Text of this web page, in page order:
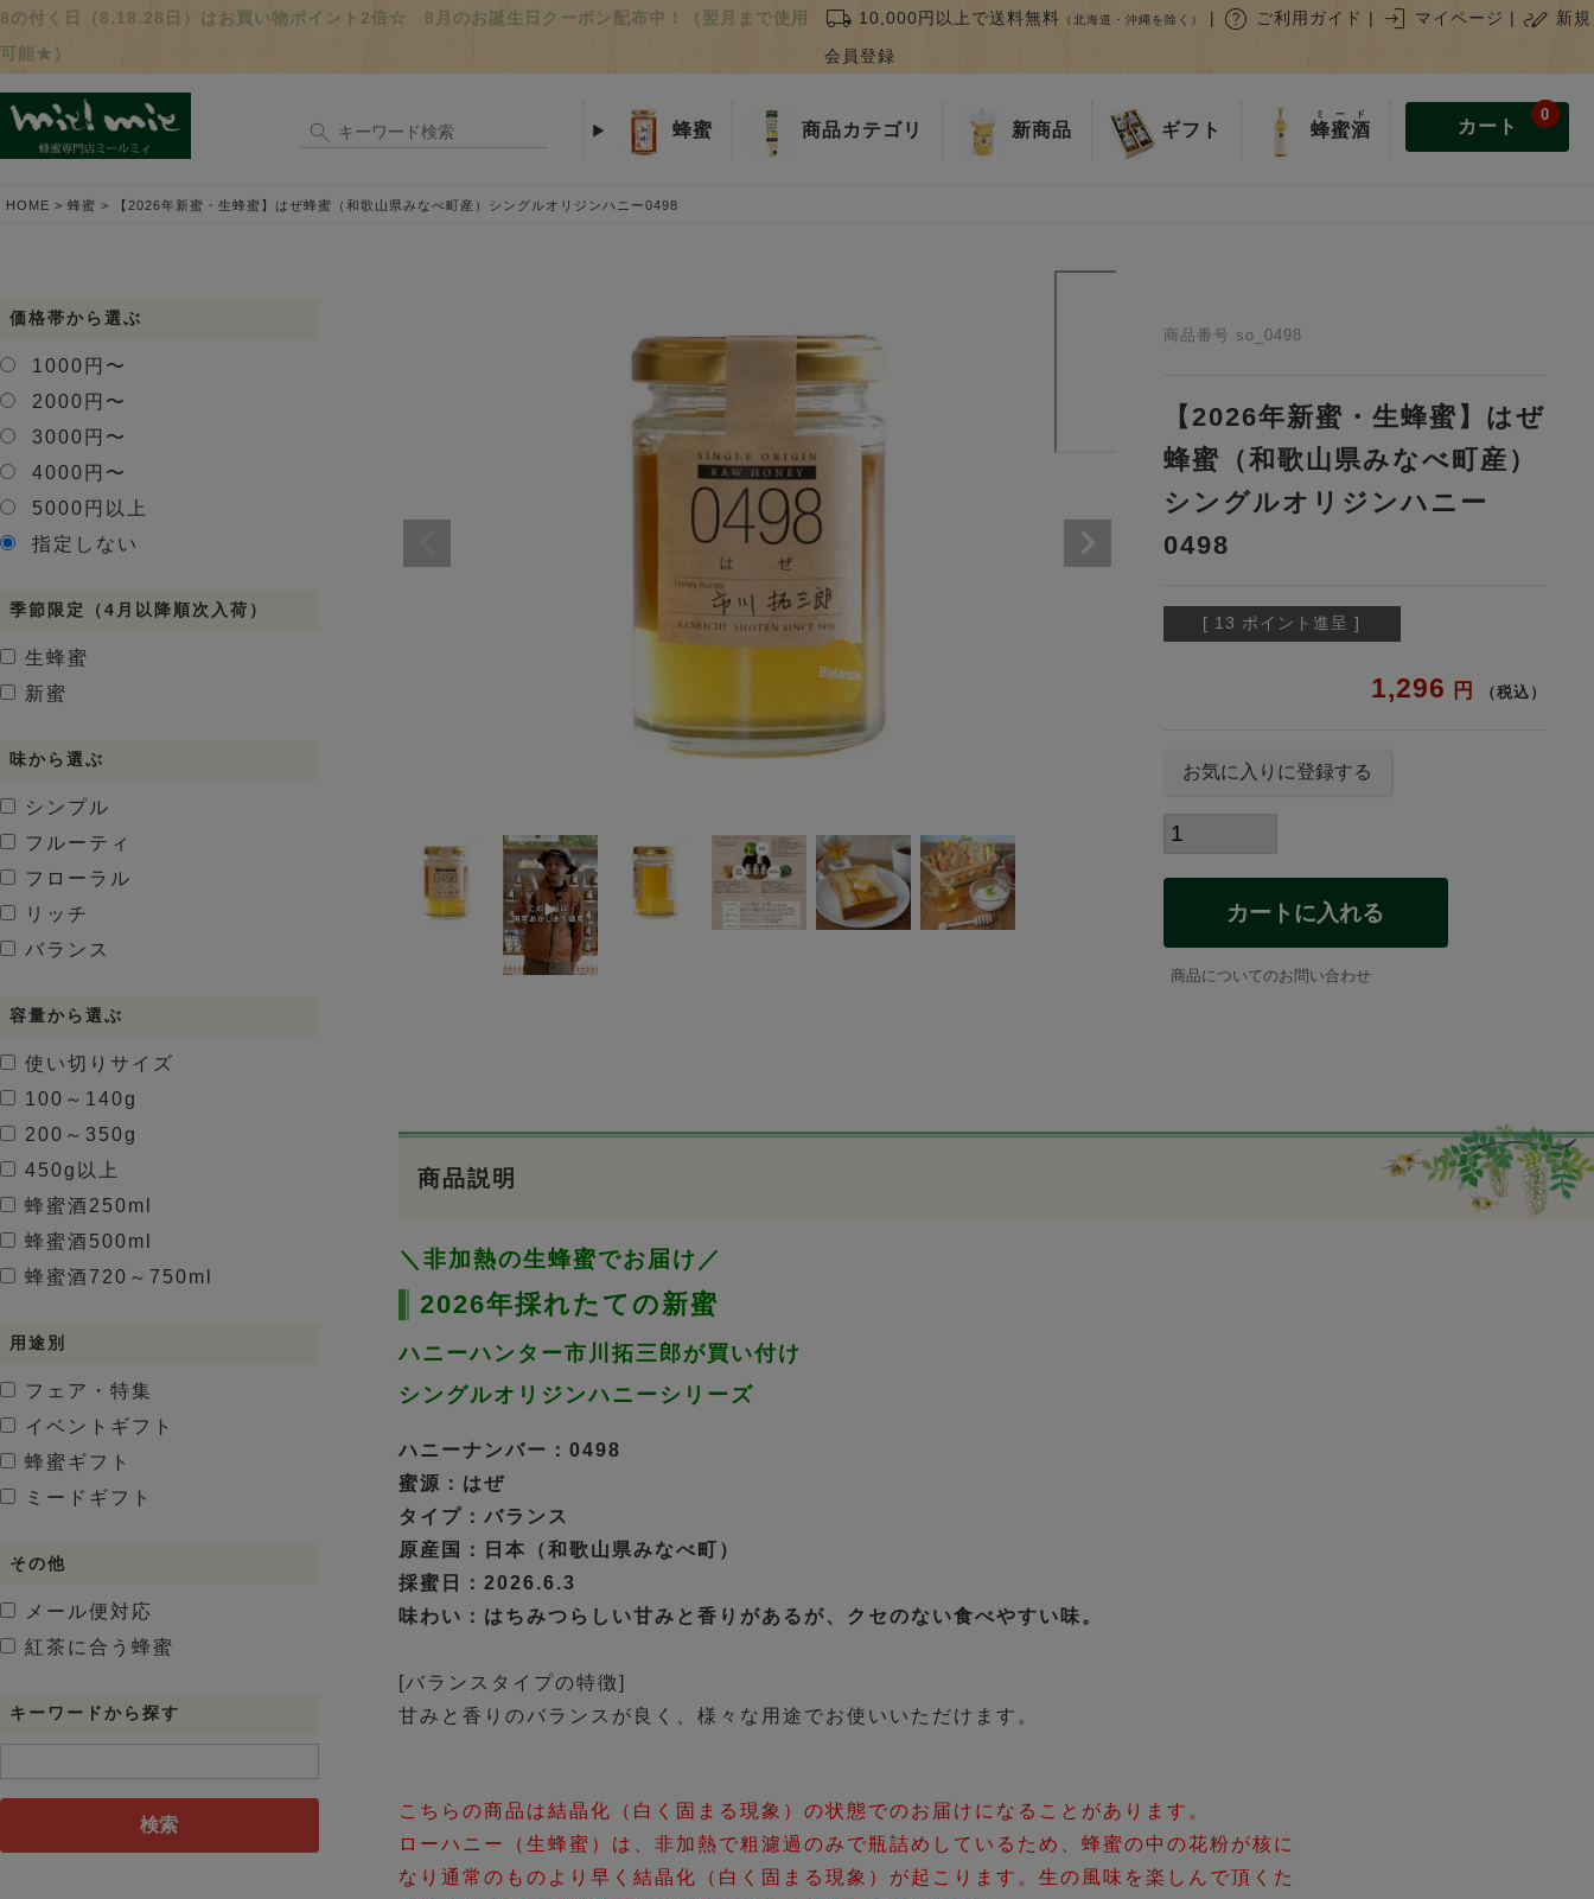
8の付く日（8.18.28日）はお買い物ポイント2倍☆ 8月のお誕生日クーポン配布中！（翌月まで使用
可能★）
local_shipping 10,000円以上で送料無料 （北海道・沖縄を除く） | help ご利用ガイド | login マイページ | stylus_note 新規
会員登録
蜂蜜 商品カテゴリ 新商品 ギフト 蜂蜜酒
ミード
カート
0
HOME 蜂蜜 【2026年新蜜・生蜂蜜】はぜ蜂蜜（和歌山県みなべ町産）シングルオリジンハニー0498
商品番号 so_0498
【2026年新蜜・生蜂蜜】はぜ
蜂蜜（和歌山県みなべ町産）
シングルオリジンハニー
0498
[ 13 ポイント進呈 ]
1,296 税込
お気に入りに登録する
カートに入れる
商品についてのお問い合わせ
商品説明
＼非加熱の生蜂蜜でお届け／
2026年採れたての新蜜
ハニーハンター市川拓三郎が買い付け
シングルオリジンハニーシリーズ
ハニーナンバー：0498
蜜源：はぜ
タイプ：バランス
原産国：日本（和歌山県みなべ町）
採蜜日：2026.6.3
味わい：はちみつらしい甘みと香りがあるが、クセのない食べやすい味。
[バランスタイプの特徴]
甘みと香りのバランスが良く、様々な用途でお使いいただけます。
こちらの商品は結晶化（白く固まる現象）の状態でのお届けになることがあります。
ローハニー（生蜂蜜）は、非加熱で粗濾過のみで瓶詰めしているため、蜂蜜の中の花粉が核に
なり通常のものより早く結晶化（白く固まる現象）が起こります。生の風味を楽しんで頂くた
価格帯から選ぶ
1000円〜
2000円〜
3000円〜
4000円〜
5000円以上
指定しない
季節限定（4月以降順次入荷）
生蜂蜜
新蜜
味から選ぶ
シンプル
フルーティ
フローラル
リッチ
バランス
容量から選ぶ
使い切りサイズ
100～140g
200～350g
450g以上
蜂蜜酒250ml
蜂蜜酒500ml
蜂蜜酒720～750ml
用途別
フェア・特集
イベントギフト
蜂蜜ギフト
ミードギフト
その他
メール便対応
紅茶に合う蜂蜜
キーワードから探す
検索